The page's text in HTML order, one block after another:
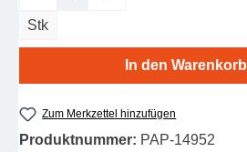
Stk
In den Warenkorb
Zum Merkzettel hinzufügen
Produktnummer: PAP-14952